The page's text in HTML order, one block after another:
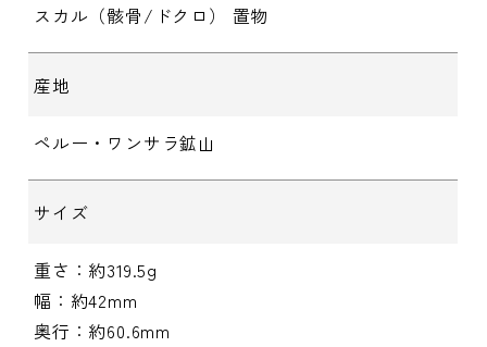
スカル（骸骨/ドクロ） 置物
産地
ペルー・ワンサラ鉱山
サイズ
重さ：約319.5g
幅：約42mm
奥行：約60.6mm